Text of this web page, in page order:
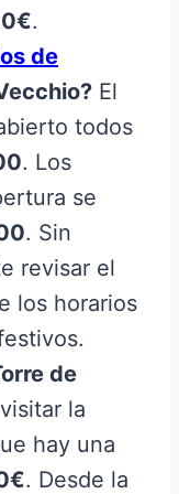
.
de
El
todos
. Los
se
. Sin
revisar el
los horarios
de
la
hay una
. Desde la